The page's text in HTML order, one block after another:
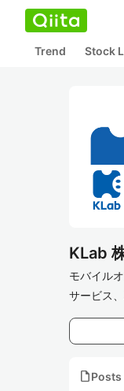
Trend Stock
KLab
モバイル
サービス
notePosts